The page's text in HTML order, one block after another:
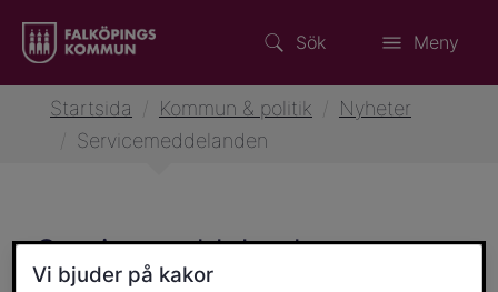
Sök Meny
Startsida Kommun & politik
Nyheter
Servicemeddelanden
Servicemeddelanden
Vi bjuder på kakor